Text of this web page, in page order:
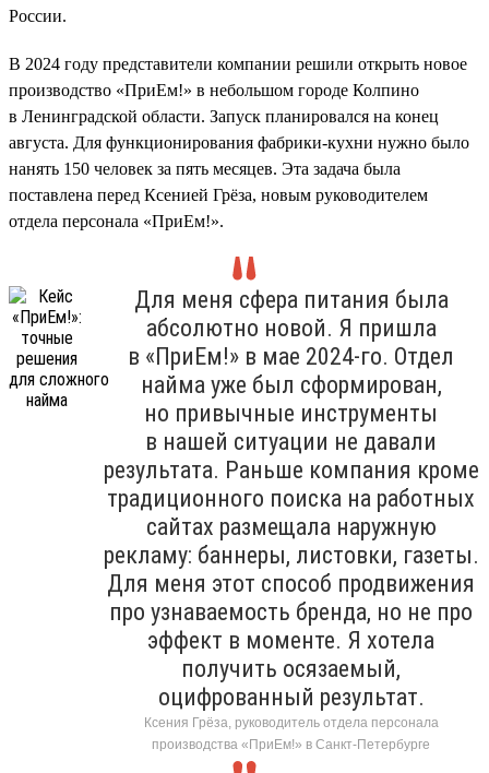
России.
В 2024 году представители компании решили открыть новое
производство «ПриЕм!» в небольшом городе Колпино
в Ленинградской области. Запуск планировался на конец
августа. Для функционирования фабрики-кухни нужно было
нанять 150 человек за пять месяцев. Эта задача была
поставлена перед Ксенией Грёза, новым руководителем
отдела персонала «ПриЕм!».
Для меня сфера питания была
абсолютно новой. Я пришла
в «ПриЕм!» в мае 2024-го. Отдел
найма уже был сформирован,
но привычные инструменты
в нашей ситуации не давали
результата. Раньше компания кроме
традиционного поиска на работных
сайтах размещала наружную
рекламу: баннеры, листовки, газеты.
Для меня этот способ продвижения
про узнаваемость бренда, но не про
эффект в моменте. Я хотела
получить осязаемый,
оцифрованный результат.
Ксения Грёза, руководитель отдела персонала
производства «ПриЕм!» в Санкт-Петербурге